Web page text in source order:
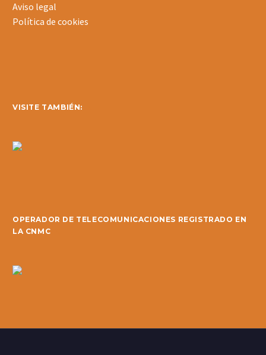
Aviso legal
Política de cookies
VISITE TAMBIÉN:
OPERADOR DE TELECOMUNICACIONES REGISTRADO EN
LA CNMC